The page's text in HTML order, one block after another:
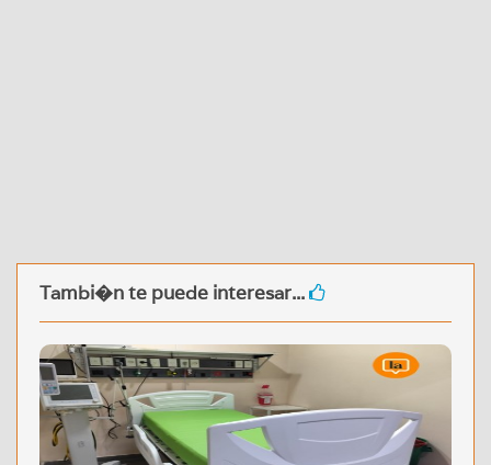
Tambi�n te puede interesar...